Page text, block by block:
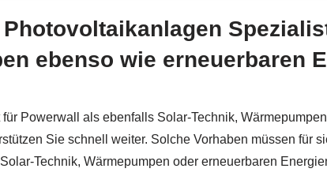
ebenso wie erneuerbaren
Powerwall als ebenfalls Solar-Technik,
Sie schnell weiter. Solche Vorhaben müssen für
Technik, Wärmepumpen oder erneuerbaren